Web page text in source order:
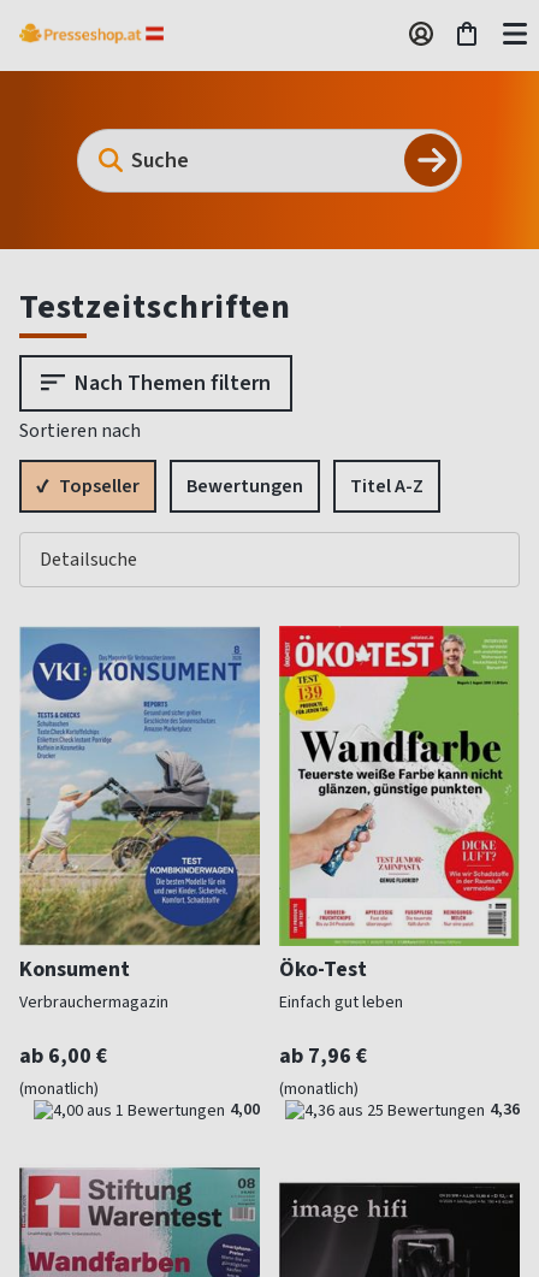
Testzeitschriften
Nach Themen filtern
Sortieren nach
Topseller Bewertungen Titel A-Z
Konsument
Verbrauchermagazin
ab 6,00 €
(monatlich)
4,00
Öko-Test
Einfach gut leben
ab 7,96 €
(monatlich)
4,36